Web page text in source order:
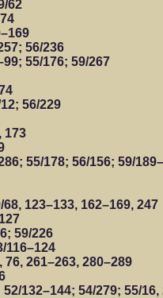
62
56/236
55/176; 59/267
56/229
173
55/178; 56/156; 59/
68, 123–133, 162–169, 247
59/226
116–124
76, 261–263, 280–289
52/132–144; 54/279; 55/